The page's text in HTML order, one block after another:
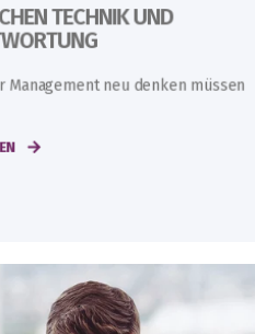
TECHNIK UND
Management neu denken müssen